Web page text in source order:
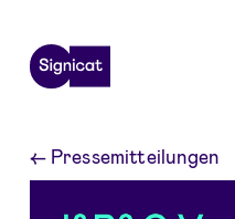
←Pressemitteilungen